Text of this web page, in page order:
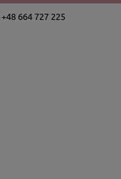
+48 664 727 225